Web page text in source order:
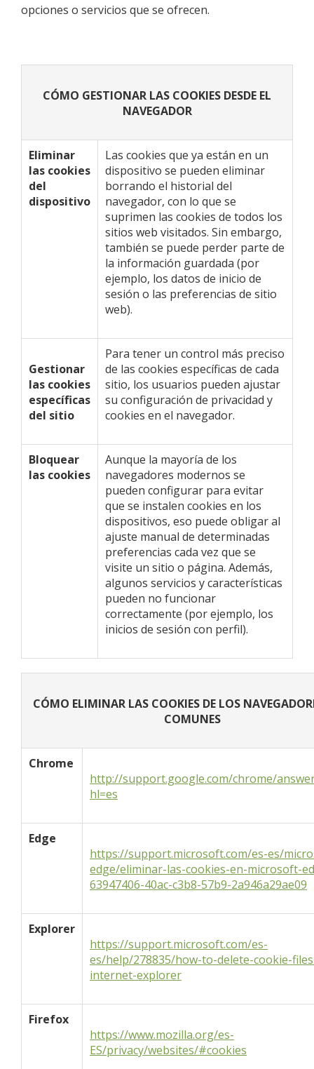
opciones o servicios que se ofrecen.
CÓMO GESTIONAR LAS COOKIES DESDE EL
NAVEGADOR
Eliminar
las cookies
del
dispositivo
Las cookies que ya están en un
dispositivo se pueden eliminar
borrando el historial del
navegador, con lo que se
suprimen las cookies de todos los
sitios web visitados. Sin embargo,
también se puede perder parte de
la información guardada (por
ejemplo, los datos de inicio de
sesión o las preferencias de sitio
web).
Gestionar
las cookies
específicas
del sitio
Para tener un control más preciso
de las cookies específicas de cada
sitio, los usuarios pueden ajustar
su configuración de privacidad y
cookies en el navegador.
Bloquear
las cookies
Aunque la mayoría de los
navegadores modernos se
pueden configurar para evitar
que se instalen cookies en los
dispositivos, eso puede obligar al
ajuste manual de determinadas
preferencias cada vez que se
visite un sitio o página. Además,
algunos servicios y características
pueden no funcionar
correctamente (por ejemplo, los
inicios de sesión con perfil).
CÓMO ELIMINAR LAS COOKIES DE LOS
COMUNES
Chrome
http://support.google.com/chrome/
hl=es
Edge
https://support.microsoft.com/es-es/
edge/eliminar-las-cookies-en-microsoft-
63947406-40ac-c3b8-57b9-2a946a29ae09
Explorer
https://support.microsoft.com/es-
es/help/278835/how-to-delete-cookie-
internet-explorer
Firefox
https://www.mozilla.org/es-
ES/privacy/websites/#cookies